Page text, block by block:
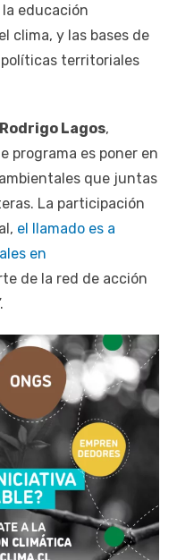
educación
clima, y las bases de
territoriales
Rodrigo Lagos,
programa es poner en
que juntas
La participación
el llamado es a
en
de la red de acción